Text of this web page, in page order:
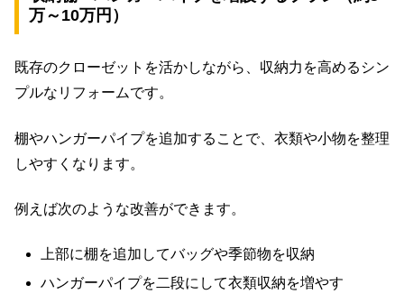
万～10万円）
既存のクローゼットを活かしながら、収納力を高めるシン
プルなリフォームです。
棚やハンガーパイプを追加することで、衣類や小物を整理
しやすくなります。
例えば次のような改善ができます。
上部に棚を追加してバッグや季節物を収納
ハンガーパイプを二段にして衣類収納を増やす